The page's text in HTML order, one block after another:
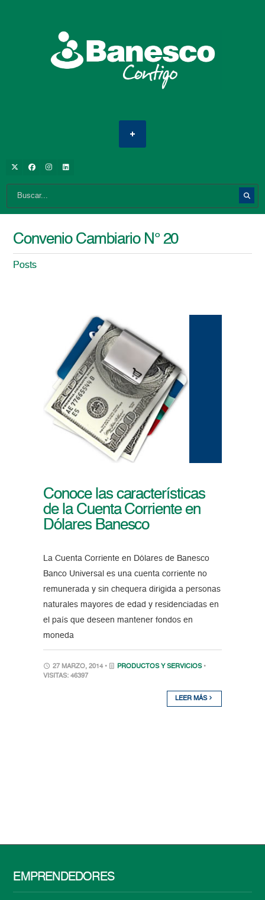
Convenio Cambiario N° 20
Posts
Conoce las características
de la Cuenta Corriente en
Dólares Banesco
La Cuenta Corriente en Dólares de Banesco
Banco Universal es una cuenta corriente no
remunerada y sin chequera dirigida a personas
naturales mayores de edad y residenciadas en
el país que deseen mantener fondos en
moneda
27 MARZO, 2014 • PRODUCTOS Y SERVICIOS •
VISITAS: 46397
LEER MÁS
EMPRENDEDORES